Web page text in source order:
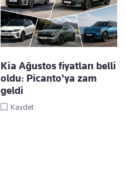
Kia Ağustos fiyatları belli
oldu: Picanto'ya zam
geldi
Kaydet